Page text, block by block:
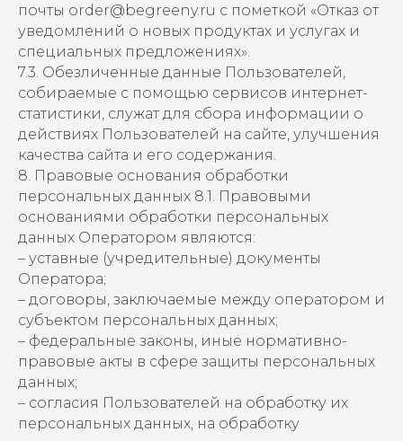
почты order@begreeny.ru с пометкой «Отказ от
уведомлений о новых продуктах и услугах и
специальных предложениях».
7.3. Обезличенные данные Пользователей,
собираемые с помощью сервисов интернет-
статистики, служат для сбора информации о
действиях Пользователей на сайте, улучшения
качества сайта и его содержания.
8. Правовые основания обработки
персональных данных 8.1. Правовыми
основаниями обработки персональных
данных Оператором являются:
– уставные (учредительные) документы
Оператора;
– договоры, заключаемые между оператором и
субъектом персональных данных;
– федеральные законы, иные нормативно-
правовые акты в сфере защиты персональных
данных;
– согласия Пользователей на обработку их
персональных данных, на обработку